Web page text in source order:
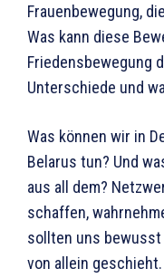
Frauenbewegung,
Was kann diese
Friedensbewegung
Unterschiede und
Was können wir in
Belarus tun? Und
aus all dem?
schaffen,
sollten uns bewusst
von allein